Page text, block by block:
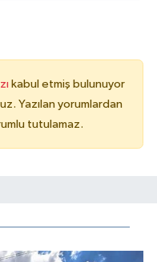
kabul etmiş bulunuyor
Yazılan yorumlardan
tutulamaz.